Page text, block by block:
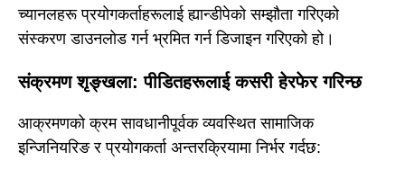
च्यानलहरू प्रयोगकर्ताहरूलाई ह्यान्डीपेको सम्झौता गरिएको
संस्करण डाउनलोड गर्न भ्रमित गर्न डिजाइन गरिएको हो।
संक्रमण शृङ्खला: पीडितहरूलाई कसरी हेरफेर गरिन्छ
आक्रमणको क्रम सावधानीपूर्वक व्यवस्थित सामाजिक
इन्जिनियरिङ र प्रयोगकर्ता अन्तरक्रियामा निर्भर गर्दछ: